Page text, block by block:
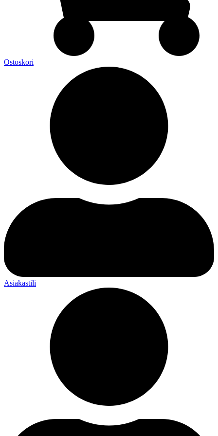
Ostoskori
Asiakastili